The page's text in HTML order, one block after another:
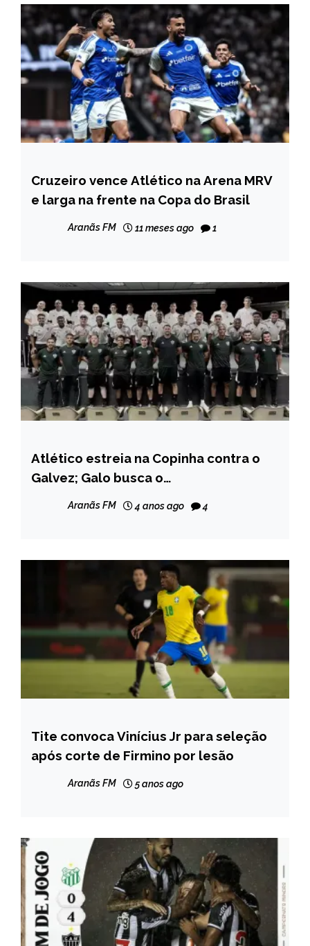
ESPORTES
Cruzeiro vence Atlético na Arena MRV
e larga na frente na Copa do Brasil
Aranãs FM 11 meses ago 1
ESPORTES
Atlético estreia na Copinha contra o
Galvez; Galo busca o
Aranãs FM 4 anos ago 4
ESPORTES
NOTÍCIAS
Tite convoca Vinícius Jr para seleção
após corte de Firmino por lesão
Aranãs FM 5 anos ago